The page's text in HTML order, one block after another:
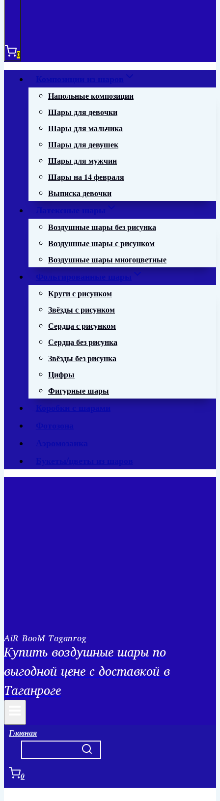
0
Композиции из шаров
Напольные композиции
Шары для девочки
Шары для мальчика
Шары для девушек
Шары для мужчин
Шары на 14 февраля
Выписка девочки
Латексные шары
Воздушные шары без рисунка
Воздушные шары с рисунком
Воздушные шары многоцветные
Фольгированные шары
Круги с рисунком
Звёзды с рисунком
Сердца с рисунком
Сердца без рисунка
Звёзды без рисунка
Цифры
Фигурные шары
Коробки с шарами
Фотозона
Аэромозаика
Букеты/цветы из шаров
AiR BooM Taganrog
Купить воздушные шары по
выгодной цене с доставкой в
Таганроге
Главная
0